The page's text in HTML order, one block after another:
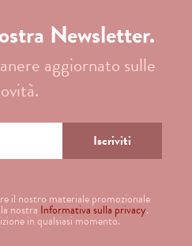
Newsletter.
aggiornato sulle
il nostro materiale promozionale
nostra Informativa sulla privacy.
in qualsiasi momento.